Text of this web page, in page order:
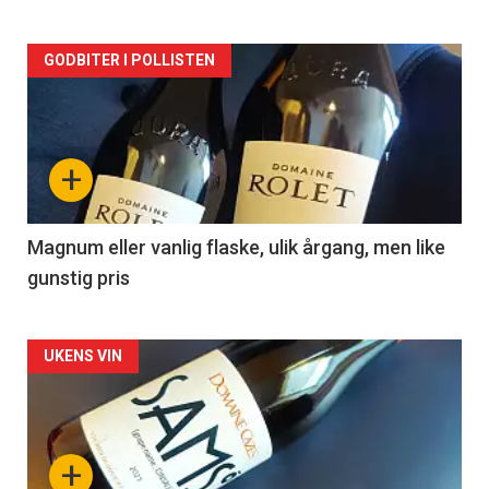
Forsiden
akkurat
nå
3
+
GODBITER I POLLISTEN
Magnum eller vanlig flaske, ulik årgang, men like
gunstig pris
Forsiden
akkurat
nå+
UKENS VIN